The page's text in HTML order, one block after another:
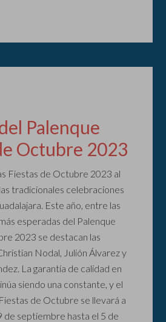
Palenque
Octubre 2023
Fiestas de Octubre 2023 al
tradicionales celebraciones
Este año, entre las
esperadas del Palenque
2023 se destacan las
Nodal, Julión Álvarez y
La garantía de calidad en
siendo una constante, y el
de Octubre se llevará a
de septiembre hasta el 5 de